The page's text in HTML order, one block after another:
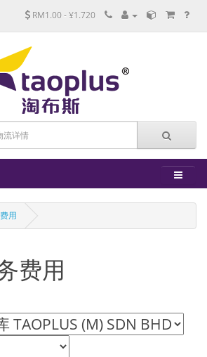
RM1.00 - ¥1.720
用
费用